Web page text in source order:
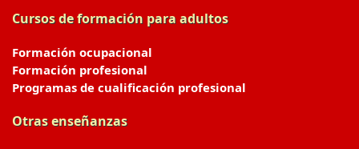
Cursos de formación para adultos
Formación ocupacional
Formación profesional
Programas de cualificación profesional
Otras enseñanzas